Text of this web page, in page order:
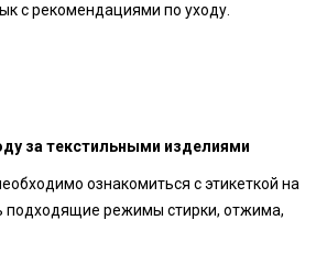
с рекомендациями по уходу.
за текстильными изделиями
ознакомиться с этикеткой на
подходящие режимы стирки, отжима,